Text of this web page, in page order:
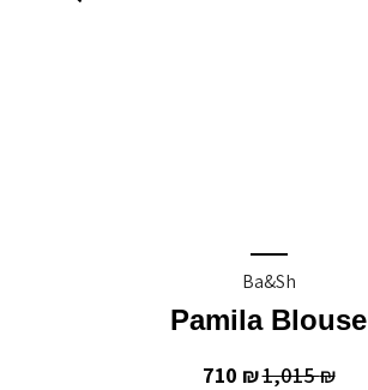
Ba&sh
Pamila Blouse
1,015₪
710 ₪